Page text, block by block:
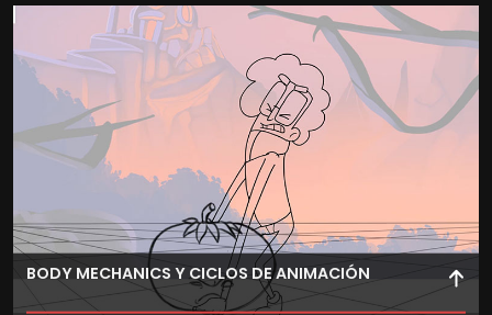
BODY MECHANICS Y CICLOS DE ANIMACIÓN